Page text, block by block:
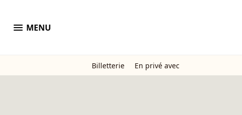
menu MENU
Billetterie En privé avec